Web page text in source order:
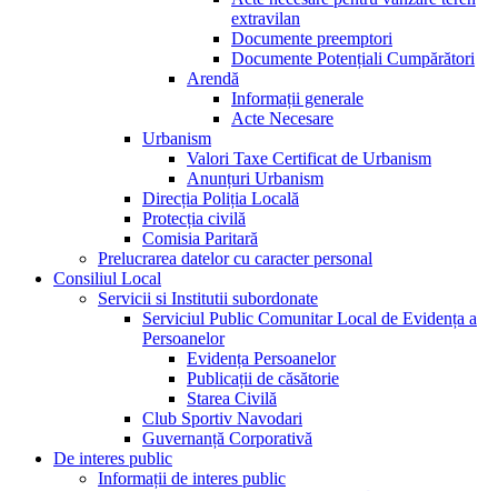
extravilan
Documente preemptori
Documente Potențiali Cumpărători
Arendă
Informații generale
Acte Necesare
Urbanism
Valori Taxe Certificat de Urbanism
Anunțuri Urbanism
Direcția Poliția Locală
Protecția civilă
Comisia Paritară
Prelucrarea datelor cu caracter personal
Consiliul Local
Servicii si Institutii subordonate
Serviciul Public Comunitar Local de Evidența a
Persoanelor
Evidența Persoanelor
Publicații de căsătorie
Starea Civilă
Club Sportiv Navodari
Guvernanță Corporativă
De interes public
Informații de interes public